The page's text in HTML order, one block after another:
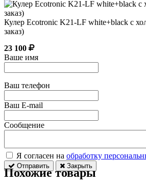
Кулер Ecotronic K21-LF white+black с
заказ)
23 100
Ваше имя
Ваш телефон
Ваш E-mail
Сообщение
Я согласен на обработку
Отправить Закрыть
Похожие товары